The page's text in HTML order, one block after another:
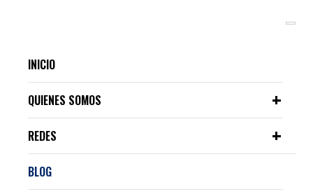
INICIO
QUIENES SOMOS
REDES
BLOG